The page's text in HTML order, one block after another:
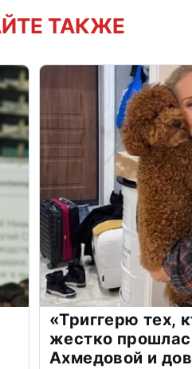
ТАКЖЕ
«Триггерю тех,
жестко
Ахмедовой и